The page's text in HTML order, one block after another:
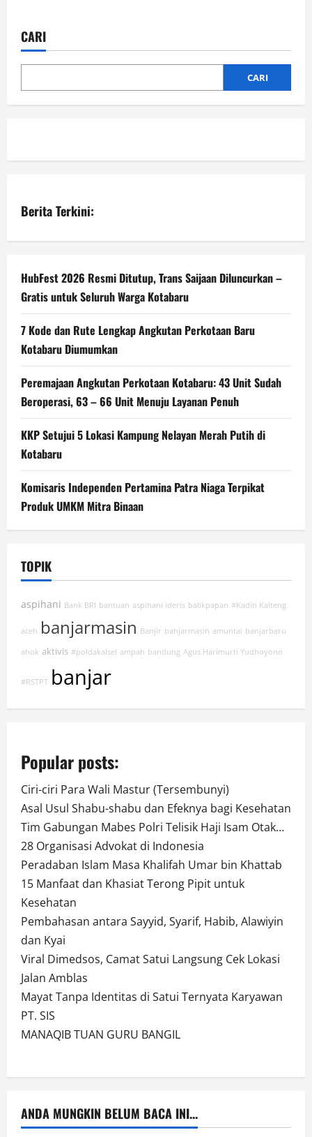
CARI
CARI
Berita Terkini:
HubFest 2026 Resmi Ditutup, Trans Saijaan Diluncurkan –
Gratis untuk Seluruh Warga Kotabaru
7 Kode dan Rute Lengkap Angkutan Perkotaan Baru
Kotabaru Diumumkan
Peremajaan Angkutan Perkotaan Kotabaru: 43 Unit Sudah
Beroperasi, 63 – 66 Unit Menuju Layanan Penuh
KKP Setujui 5 Lokasi Kampung Nelayan Merah Putih di
Kotabaru
Komisaris Independen Pertamina Patra Niaga Terpikat
Produk UMKM Mitra Binaan
TOPIK
aspihani Bank BRI bantuan aspihani ideris balikpapan #Kadin Kalteng
aceh banjarmasin Banjir bahjarmasin amuntai banjarbaru
ahok aktivis #poldakalsel ampah bandung Agus Harimurti Yudhoyono
#RSTPT banjar
Popular posts:
Ciri-ciri Para Wali Mastur (Tersembunyi)
Asal Usul Shabu-shabu dan Efeknya bagi Kesehatan
Tim Gabungan Mabes Polri Telisik Haji Isam Otak…
28 Organisasi Advokat di Indonesia
Peradaban Islam Masa Khalifah Umar bin Khattab
15 Manfaat dan Khasiat Terong Pipit untuk
Kesehatan
Pembahasan antara Sayyid, Syarif, Habib, Alawiyin
dan Kyai
Viral Dimedsos, Camat Satui Langsung Cek Lokasi
Jalan Amblas
Mayat Tanpa Identitas di Satui Ternyata Karyawan
PT. SIS
MANAQIB TUAN GURU BANGIL
ANDA MUNGKIN BELUM BACA INI...